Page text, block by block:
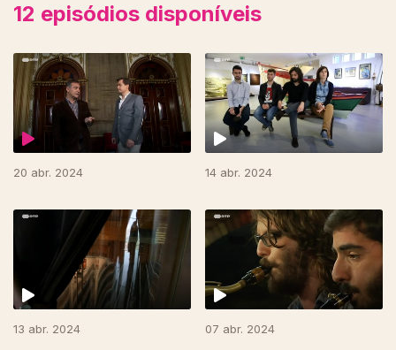
12 episódios disponíveis
20 abr. 2024 14 abr. 2024
13 abr. 2024 07 abr. 2024